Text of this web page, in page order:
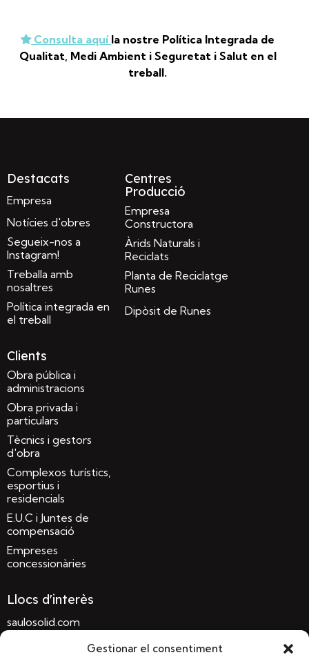
Gestionar el consentiment
Consulta aquí la nostre Política Integrada de
Qualitat, Medi Ambient i Seguretat i Salut en el
treball.
Destacats
Empresa
Notícies d'obres
Segueix-nos a
Instagram!
Treballa amb
nosaltres
Política integrada en
el treball
Centres
Producció
Empresa
Constructora
Àrids Naturals i
Reciclats
Planta de Reciclatge
Runes
Dipòsit de Runes
Clients
Obra pública i
administracions
Obra privada i
particulars
Tècnics i gestors
d'obra
Complexos turístics,
esportius i
residencials
E.U.C i Juntes de
compensació
Empreses
concessionàries
Llocs d'interès
saulosolid.com
sauloconglomerat.com